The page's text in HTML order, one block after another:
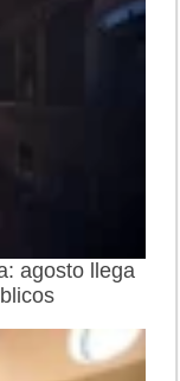
agosto llega